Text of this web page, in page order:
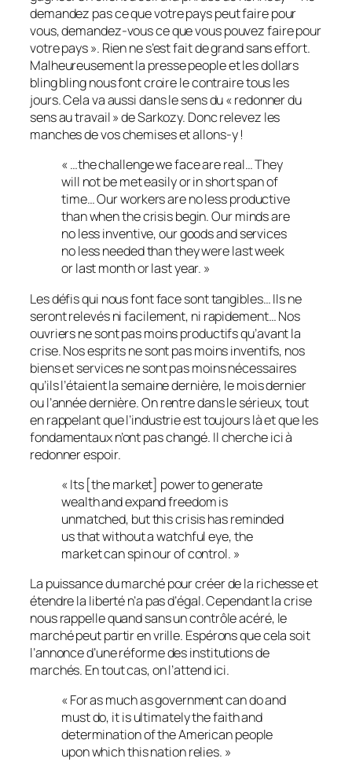
demandez pas ce que votre pays peut faire pour
vous, demandez-vous ce que vous pouvez faire pour
votre pays ». Rien ne s’est fait de grand sans effort.
Malheureusement la presse people et les dollars
bling bling nous font croire le contraire tous les
jours. Cela va aussi dans le sens du « redonner du
sens au travail » de Sarkozy. Donc relevez les
manches de vos chemises et allons-y !
« …the challenge we face are real… They
will not be met easily or in short span of
time… Our workers are no less productive
than when the crisis begin. Our minds are
no less inventive, our goods and services
no less needed than they were last week
or last month or last year. »
Les défis qui nous font face sont tangibles… Ils ne
seront relevés ni facilement, ni rapidement… Nos
ouvriers ne sont pas moins productifs qu’avant la
crise. Nos esprits ne sont pas moins inventifs, nos
biens et services ne sont pas moins nécessaires
qu’ils l’étaient la semaine dernière, le mois dernier
ou l’année dernière.On rentre dans le sérieux, tout
en rappelant que l’industrie est toujours là et que les
fondamentaux n’ont pas changé. Il cherche ici à
redonner espoir.
« Its [the market] power to generate
wealth and expand freedom is
unmatched, but this crisis has reminded
us that without a watchful eye, the
market can spin our of control. »
La puissance du marché pour créer de la richesse et
étendre la liberté n’a pas d’égal. Cependant la crise
nous rappelle quand sans un contrôle acéré, le
marché peut partir en vrille. Espérons que cela soit
l’annonce d’une réforme des institutions de
marchés. En tout cas, on l’attend ici.
« For as much as government can do and
must do, it is ultimately the faith and
determination of the American people
upon which this nation relies. »